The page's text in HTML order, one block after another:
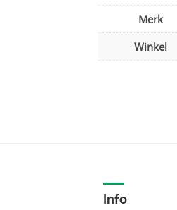
Merk
Winkel
Info